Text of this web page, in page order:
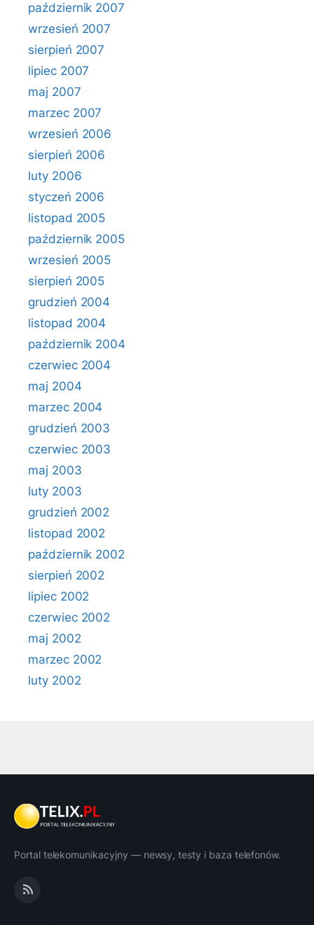
październik 2007
wrzesień 2007
sierpień 2007
lipiec 2007
maj 2007
marzec 2007
wrzesień 2006
sierpień 2006
luty 2006
styczeń 2006
listopad 2005
październik 2005
wrzesień 2005
sierpień 2005
grudzień 2004
listopad 2004
październik 2004
czerwiec 2004
maj 2004
marzec 2004
grudzień 2003
czerwiec 2003
maj 2003
luty 2003
grudzień 2002
listopad 2002
październik 2002
sierpień 2002
lipiec 2002
czerwiec 2002
maj 2002
marzec 2002
luty 2002
Portal telekomunikacyjny — newsy, testy i baza telefonów.